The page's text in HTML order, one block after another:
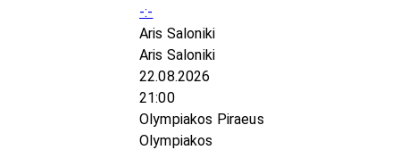
-:-
Aris Saloniki
Aris Saloniki
22.08.2026
21:00
Olympiakos Piraeus
Olympiakos